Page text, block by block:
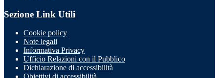
Sezione Link Utili
Cookie policy
Note legali
Informativa Privacy
Ufficio Relazioni con il Pubblico
Dichiarazione di accessibilità